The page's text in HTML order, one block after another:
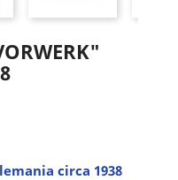
circa 1938